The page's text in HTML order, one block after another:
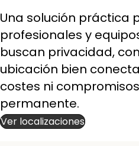
Una solución práctica
profesionales y
buscan privacidad,
ubicación bien
costes ni
permanente.
Ver localizaciones